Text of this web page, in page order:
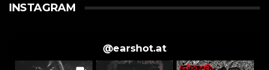
INSTAGRAM
@earshot.at